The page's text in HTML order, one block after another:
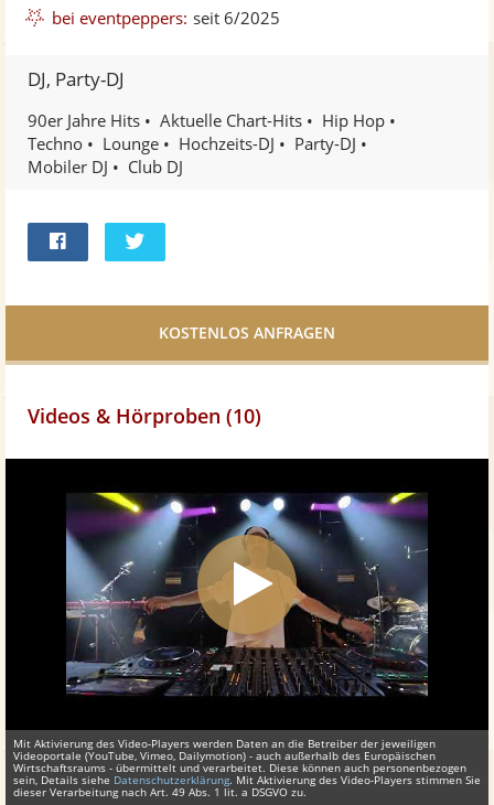
bei eventpeppers: seit 6/2025
DJ, Party-DJ
90er Jahre Hits Aktuelle Chart-Hits
Hip Hop
Techno
Lounge Hochzeits-DJ
Party-DJ
Mobiler DJ
Club DJ
Facebook
Videos & Hörproben (10)
Mit Aktivierung des Video-Players werden Daten an die Betreiber der jeweiligen
Videoportale (YouTube, Vimeo, Dailymotion) - auch außerhalb des Europäischen
Wirtschaftsraums - übermittelt und verarbeitet. Diese können auch personenbezogen
sein, Details siehe Datenschutzerklärung. Mit Aktivierung des Video-Players stimmen Sie
dieser Verarbeitung nach Art. 49 Abs. 1 lit. a DSGVO zu.